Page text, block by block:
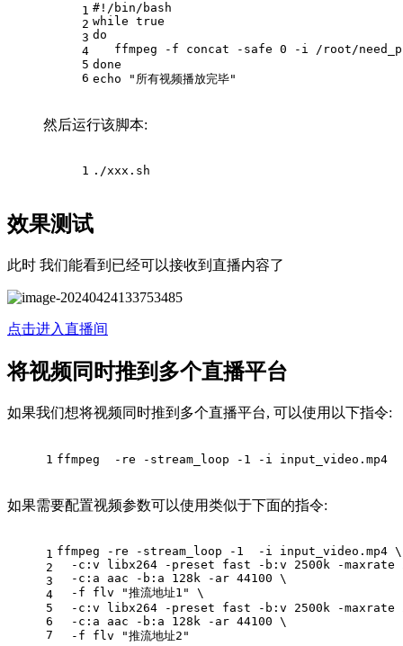
1
2
3
4
5
6
#!/bin/bash
while true
do
ffmpeg -f concat -safe 0 -i /root/
done
echo
"所有视频播放完毕"
然后运行该脚本:
1 ./xxx.sh
效果测试
此时 我们能看到已经可以接收到直播内容了
点击进入直播间
将视频同时推到多个直播平台
如果我们想将视频同时推到多个直播平台, 可以使用以下指令:
1 ffmpeg  -re -stream_loop -1 -i
如果需要配置视频参数可以使用类似于下面的指令:
1
2
3
4
5
6
7
ffmpeg -re -stream_loop -1  -i input_video.mp4 \
-c:v libx264 -preset fast -b:v 2500k -
  -c:a aac -b:a 128k -ar 44100 \
  -f flv
"推流地址1"
\
-c:v libx264 -preset fast -b:v 2500k -
  -c:a aac -b:a 128k -ar 44100 \
  -f flv
"推流地址2"